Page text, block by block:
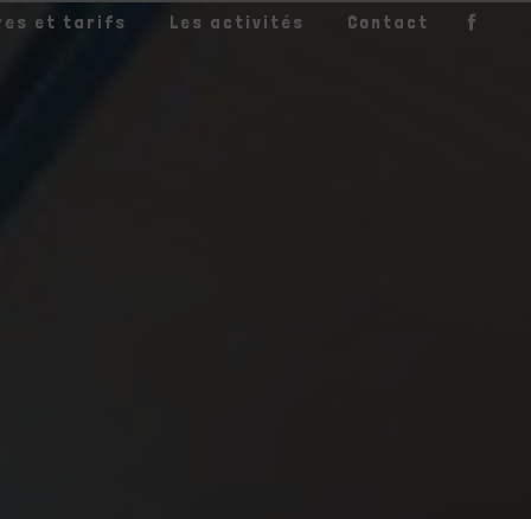
et tarifs Les activités Contact